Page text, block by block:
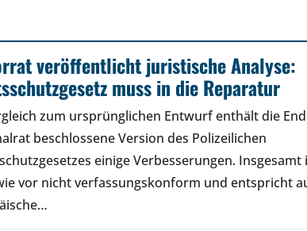
veröffentlicht juristische Analyse:
muss in die Reparatur
zum ursprünglichen Entwurf enthält die
beschlossene Version des Polizeilichen
einige Verbesserungen. Insgesamt
vor nicht verfassungskonform und entspricht